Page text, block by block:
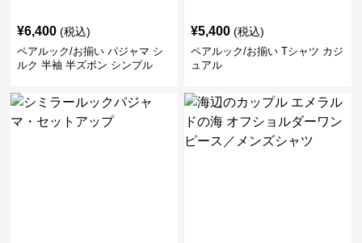
¥6,400 (税込)
ペアルック/お揃い パジャマ シ
ルク 半袖 半ズボン シンプル
¥5,400 (税込)
ペアルック/お揃い Tシャツ カジ
ュアル